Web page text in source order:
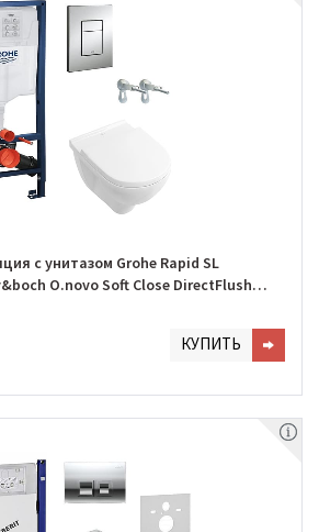
с унитазом Grohe Rapid SL
O.novo Soft Close DirectFlush
КУПИТЬ